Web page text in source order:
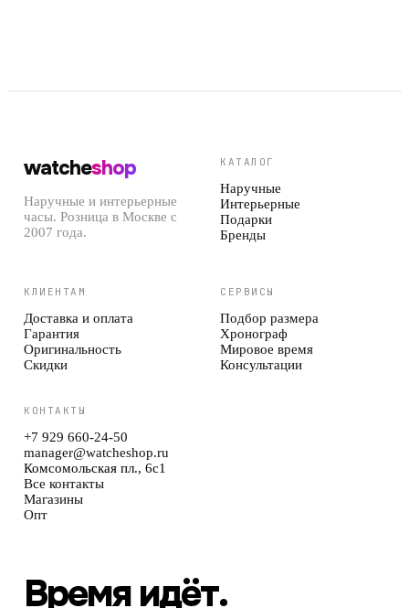
watcheshop
Наручные и интерьерные
часы. Розница в Москве с
2007 года.
КАТАЛОГ
Наручные
Интерьерные
Подарки
Бренды
КЛИЕНТАМ
Доставка и оплата
Гарантия
Оригинальность
Скидки
СЕРВИСЫ
Подбор размера
Хронограф
Мировое время
Консультации
КОНТАКТЫ
+7 929 660-24-50
manager@watcheshop.ru
Комсомольская пл., 6с1
Все контакты
Магазины
Опт
Время идёт.